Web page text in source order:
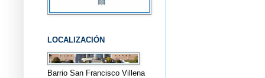
LOCALIZACIÓN
Barrio San Francisco Villena